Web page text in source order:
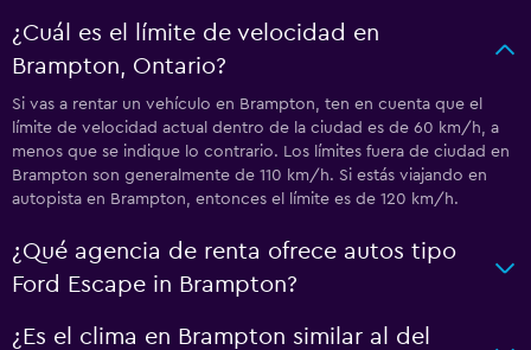
¿Cuál es el límite de velocidad en
Brampton, Ontario?
Si vas a rentar un vehículo en Brampton, ten en cuenta que el
límite de velocidad actual dentro de la ciudad es de 60 km/h, a
menos que se indique lo contrario. Los límites fuera de ciudad en
Brampton son generalmente de 110 km/h. Si estás viajando en
autopista en Brampton, entonces el límite es de 120 km/h.
¿Qué agencia de renta ofrece autos tipo
Ford Escape in Brampton?
¿Es el clima en Brampton similar al del